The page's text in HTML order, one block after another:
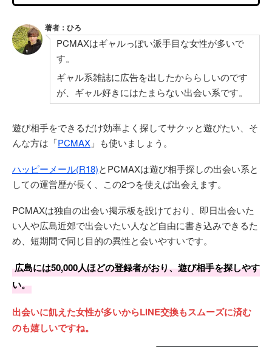
著者：ひろ
PCMAXはギャルっぽい派手目な女性が多いで
す。
ギャル系雑誌に広告を出したかららしいのです
が、ギャル好きにはたまらない出会い系です。
遊び相手をできるだけ効率よく探してサクッと遊びたい、そ
んな方は「PCMAX 」も使いましょう。
ハッピーメール(R18)とPCMAXは遊び相手探しの出会い系と
しての運営歴が長く、この2つを使えば出会えます。
PCMAXは独自の出会い掲示板を設けており、即日出会いた
い人や広島近郊で出会いたい人など自由に書き込みできるた
め、短期間で同じ目的の異性と会いやすいです。
広島には50,000人ほどの登録者がおり、遊び相手を探しやす
い。
出会いに飢えた女性が多いからLINE交換もスムーズに済む
のも嬉しいですね。